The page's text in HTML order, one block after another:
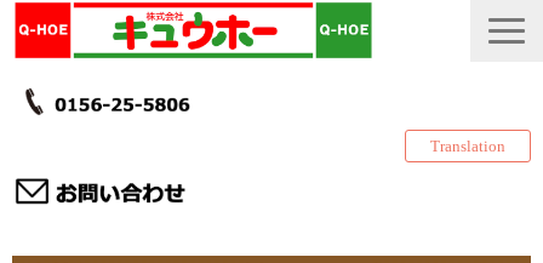
Translation
TOP